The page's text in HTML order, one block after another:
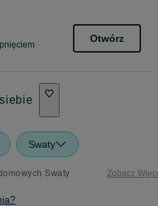
Otwórz
Swaty
Swaty Zobacz